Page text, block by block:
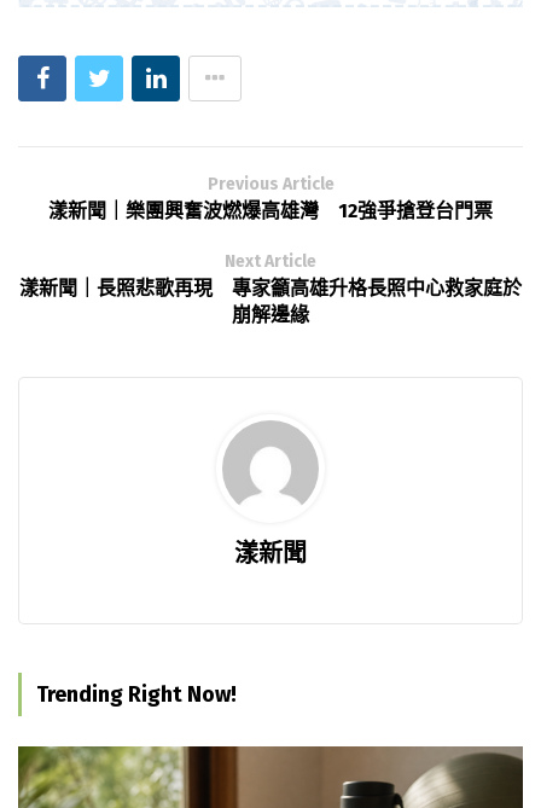
Previous Article
漾新聞｜樂團興奮波燃爆高雄灣 12強爭搶登台門票
Next Article
漾新聞｜長照悲歌再現 專家籲高雄升格長照中心救家庭於
崩解邊緣
漾新聞
Trending Right Now!